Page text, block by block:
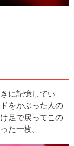
に記憶してい
をかぶった人の
足で戻ってこの
った一枚。